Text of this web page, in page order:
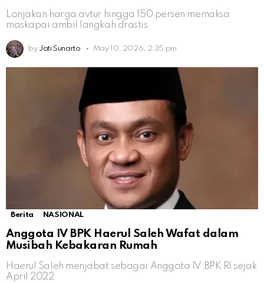
Lonjakan harga avtur hingga 150 persen memaksa
maskapai ambil langkah drastis
by Jati Sunarto May 10, 2026, 2:35 pm
Berita NASIONAL
Anggota IV BPK Haerul Saleh Wafat dalam
Musibah Kebakaran Rumah
Haerul Saleh menjabat sebagai Anggota IV BPK RI sejak
April 2022